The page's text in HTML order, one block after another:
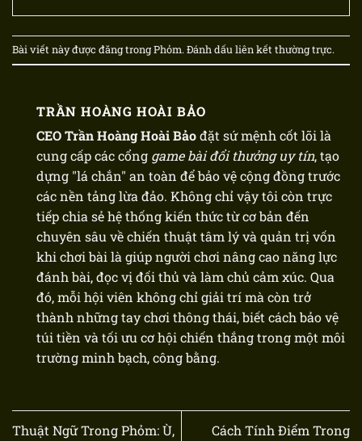
Bài viết này được đăng trongPhỏm. Đánh dấuliên kết thường trực.
TRẦN HOÀNG HOÀI BẢO
CEO Trần Hoàng Hoài Bảođặt sứ mệnh cốt lõi là
cung cấp các cổng game bài đổi thưởng uy tín, tạo
dựng "lá chắn" an toàn để bảo vệ cộng đồng trước
các nền tảng lừa đảo. Không chỉ vậy tôi còn trực
tiếp chia sẻ hệ thống kiến thức từ cơ bản đến
chuyên sâu về chiến thuật tâm lý và quản trị vốn
khi chơi bài là giúp người chơi nâng cao năng lực
đánh bài, đọc vị đối thủ và làm chủ cảm xúc. Qua
đó, mỗi hội viên không chỉ giải trí mà còn trở
thành những tay chơi thông thái, biết cách bảo vệ
túi tiền và tối ưu cơ hội chiến thắng trong một môi
trường minh bạch, công bằng.
Thuật Ngữ Trong Phỏm: Ù,
Cách Tính Điểm Trong